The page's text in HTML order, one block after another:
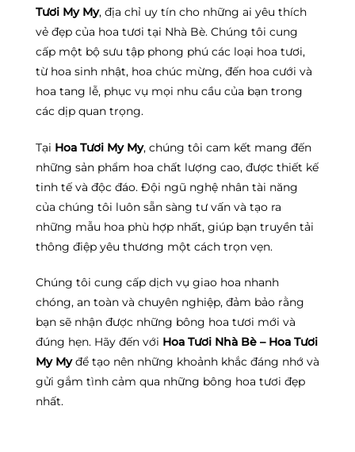
Tươi My My, địa chỉ uy tín cho những ai yêu thích
vẻ đẹp của hoa tươi tại Nhà Bè. Chúng tôi cung
cấp một bộ sưu tập phong phú các loại hoa tươi,
từ hoa sinh nhật, hoa chúc mừng, đến hoa cưới và
hoa tang lễ, phục vụ mọi nhu cầu của bạn trong
các dịp quan trọng.
Tại Hoa Tươi My My, chúng tôi cam kết mang đến
những sản phẩm hoa chất lượng cao, được thiết kế
tinh tế và độc đáo. Đội ngũ nghệ nhân tài năng
của chúng tôi luôn sẵn sàng tư vấn và tạo ra
những mẫu hoa phù hợp nhất, giúp bạn truyền tải
thông điệp yêu thương một cách trọn vẹn.
Chúng tôi cung cấp dịch vụ giao hoa nhanh
chóng, an toàn và chuyên nghiệp, đảm bảo rằng
bạn sẽ nhận được những bông hoa tươi mới và
đúng hẹn. Hãy đến với Hoa Tươi Nhà Bè – Hoa Tươi
My Myđể tạo nên những khoảnh khắc đáng nhớ và
gửi gắm tình cảm qua những bông hoa tươi đẹp
nhất.